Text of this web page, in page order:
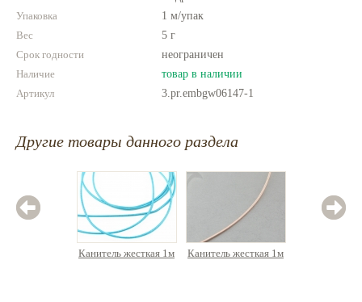
бабочки, веточки растений и
воспроизвести другие объемные
эффекты. Фантазируйте!
Упаковка
1 м/упак
Вес
5 г
Срок годности
неограничен
Наличие
товар в наличии
Артикул
3.pr.embgw06147-1
Другие товары данного раздела
Канитель жесткая 1м Канитель жесткая 1м